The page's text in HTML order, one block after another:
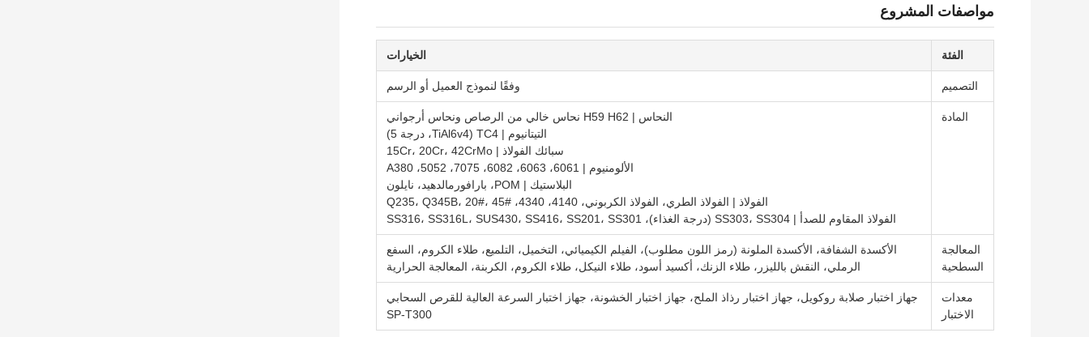
مواصفات المشروع
الفئة الخيارات
التصميم وفقًا لنموذج العميل أو الرسم
المادة
النحاس | H59 H62 نحاس خالي من الرصاص ونحاس أرجواني
التيتانيوم | TC4 (TiAl6v4، درجة 5)
سبائك الفولاذ | 15Cr، 20Cr، 42CrMo
الألومنيوم | 6061، 6063، 6082، 7075، 5052، A380
البلاستيك | POM، بارافورمالدهيد، نايلون
الفولاذ | الفولاذ الطري، الفولاذ الكربوني، 4140، 4340، Q235، Q345B، 20#، 45#
الفولاذ المقاوم للصدأ | SS303، SS304 (درجة الغذاء)، SS316، SS316L، SUS430، SS416، SS201، SS301
المعالجة
السطحية
الأكسدة الشفافة، الأكسدة الملونة (رمز اللون مطلوب)، الفيلم الكيميائي، التخميل، التلميع، طلاء الكروم، السفع
الرملي، النقش بالليزر، طلاء الزنك، أكسيد أسود، طلاء النيكل، طلاء الكروم، الكربنة، المعالجة الحرارية
معدات
الاختبار
جهاز اختبار صلابة روكويل، جهاز اختبار رذاذ الملح، جهاز اختبار الخشونة، جهاز اختبار السرعة العالية للقرص السحابي
SP-T300